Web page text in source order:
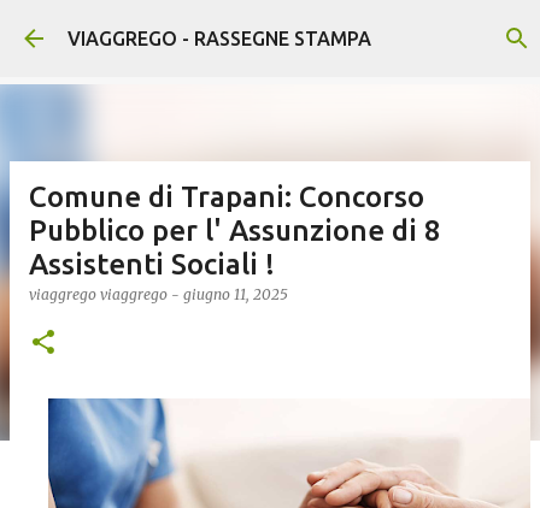
Passa ai contenuti principali
VIAGGREGO - RASSEGNE STAMPA
Comune di Trapani: Concorso
Pubblico per l' Assunzione di 8
Assistenti Sociali !
viaggrego viaggrego - giugno 11, 2025